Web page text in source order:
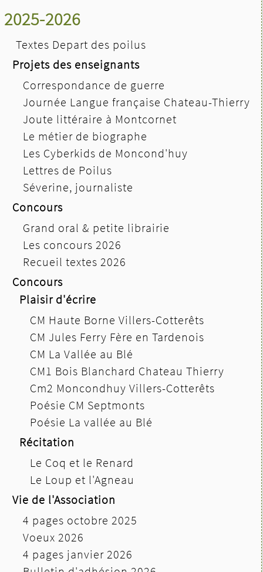
2025-2026
Textes Depart des poilus
Projets des enseignants
Correspondance de guerre
Journée Langue française Chateau-Thierry
Joute littéraire à Montcornet
Le métier de biographe
Les Cyberkids de Moncond'huy
Lettres de Poilus
Séverine, journaliste
Concours
Grand oral & petite librairie
Les concours 2026
Recueil textes 2026
Concours
Plaisir d'écrire
CM Haute Borne Villers-Cotterêts
CM Jules Ferry Fère en Tardenois
CM La Vallée au Blé
CM1 Bois Blanchard Chateau Thierry
Cm2 Moncondhuy Villers-Cotterêts
Poésie CM Septmonts
Poésie La vallée au Blé
Récitation
Le Coq et le Renard
Le Loup et l'Agneau
Vie de l'Association
4 pages octobre 2025
Voeux 2026
4 pages janvier 2026